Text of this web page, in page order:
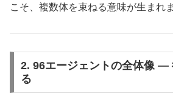
こそ、複数体を束ねる意味が生まれま
2. 96エージェントの全体像 ―
る